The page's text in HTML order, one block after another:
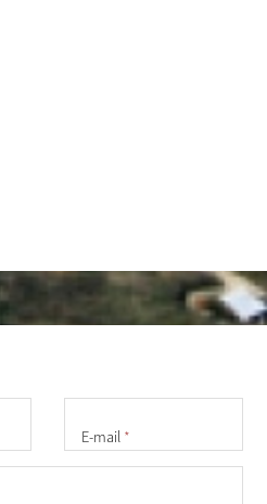
E-mail *